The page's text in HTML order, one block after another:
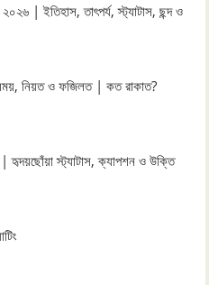
| ইতিহাস, তাৎপর্য, স্ট্যাটাস, ছন্দ ও
সময়, নিয়ত ও ফজিলত | কত রাকাত?
হৃদয়ছোঁয়া স্ট্যাটাস, ক্যাপশন ও উক্তি